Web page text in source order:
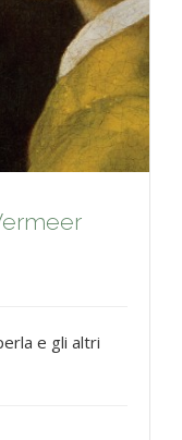
e gli altri